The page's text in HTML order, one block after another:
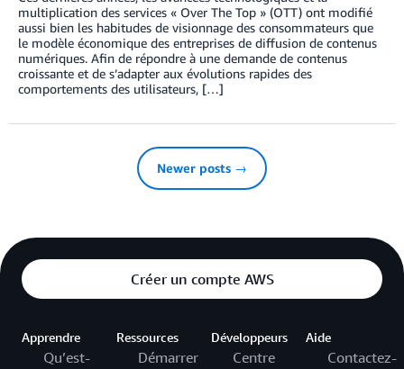
multiplication des services « Over The Top » (OTT) ont modifié
aussi bien les habitudes de visionnage des consommateurs que
le modèle économique des entreprises de diffusion de contenus
numériques. Afin de répondre à une demande de contenus
croissante et de s’adapter aux évolutions rapides des
comportements des utilisateurs, […]
Newer posts →
Créer un compte AWS
Apprendre
Qu’est-
Ressources
Démarrer
Développeurs
Centre
Aide
Contactez-